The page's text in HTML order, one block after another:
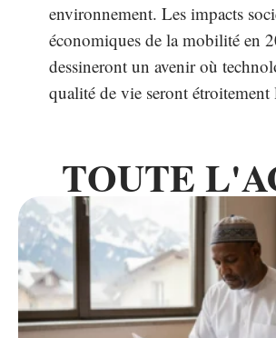
environnement. Les impacts
économiques de la mobilité en
dessineront un avenir où
qualité de vie seront étroitement
TOUTE